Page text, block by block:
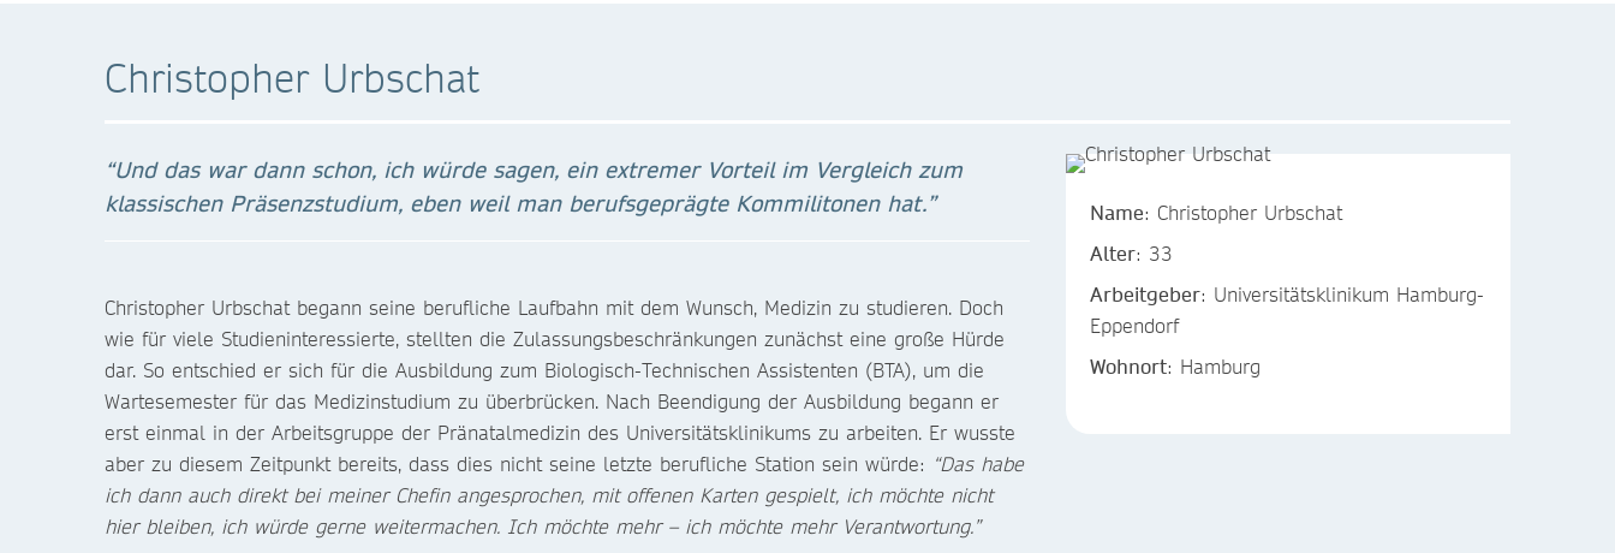
Christopher Urbschat
“Und das war dann schon, ich würde sagen, ein extremer Vorteil im Vergleich zum
klassischen Präsenzstudium, eben weil man berufsgeprägte Kommilitonen hat.”
Christopher Urbschat begann seine berufliche Laufbahn mit dem Wunsch, Medizin zu studieren. Doch
wie für viele Studieninteressierte, stellten die Zulassungsbeschränkungen zunächst eine große Hürde
dar. So entschied er sich für die Ausbildung zum Biologisch-Technischen Assistenten (BTA), um die
Wartesemester für das Medizinstudium zu überbrücken. Nach Beendigung der Ausbildung begann er
erst einmal in der Arbeitsgruppe der Pränatalmedizin des Universitätsklinikums zu arbeiten. Er wusste
aber zu diesem Zeitpunkt bereits, dass dies nicht seine letzte berufliche Station sein würde: “Das habe
ich dann auch direkt bei meiner Chefin angesprochen, mit offenen Karten gespielt, ich möchte nicht
hier bleiben, ich würde gerne weitermachen. Ich möchte mehr – ich möchte mehr Verantwortung.”
Name: Christopher Urbschat
Alter: 33
Arbeitgeber: Universitätsklinikum Hamburg-
Eppendorf
Wohnort: Hamburg